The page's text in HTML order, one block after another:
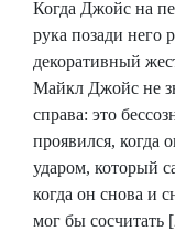
Когда Джойс на
рука позади него
декоративный
Майкл Джойс не
справа: это
проявился, когда
ударом, который
когда он снова и
мог бы сосчитать